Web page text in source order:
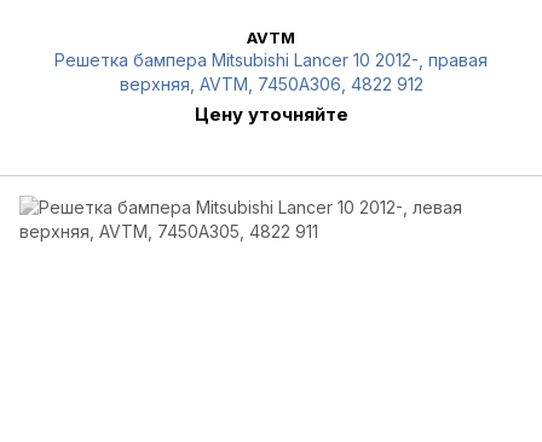
AVTM
Решетка бампера Mitsubishi Lancer 10 2012-, правая
верхняя, AVTM, 7450A306, 4822 912
Цену уточняйте